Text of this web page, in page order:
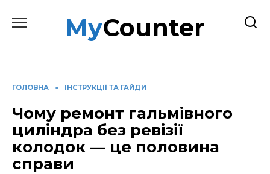
до
MyCounter
ГОЛОВНА » ІНСТРУКЦІЇ ТА ГАЙДИ
Чому ремонт гальмівного
циліндра без ревізії
колодок — це половина
справи